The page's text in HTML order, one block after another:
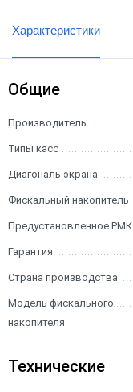
Характеристики
Общие
Производитель
Типы касс
Диагональ экрана
Фискальный накопитель
Предустановленное РМК
Гарантия
Страна производства
Модель фискального
накопителя
Технические